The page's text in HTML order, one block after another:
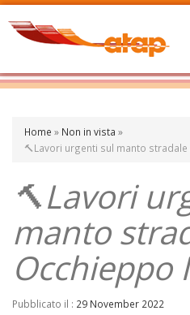
Home » Non in vista »
🔨Lavori urgenti sul manto
🔨Lavori
manto
Occhieppo
Pubblicato il : 29 November 2022